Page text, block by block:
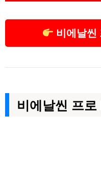
비에날씬
비에날씬 프